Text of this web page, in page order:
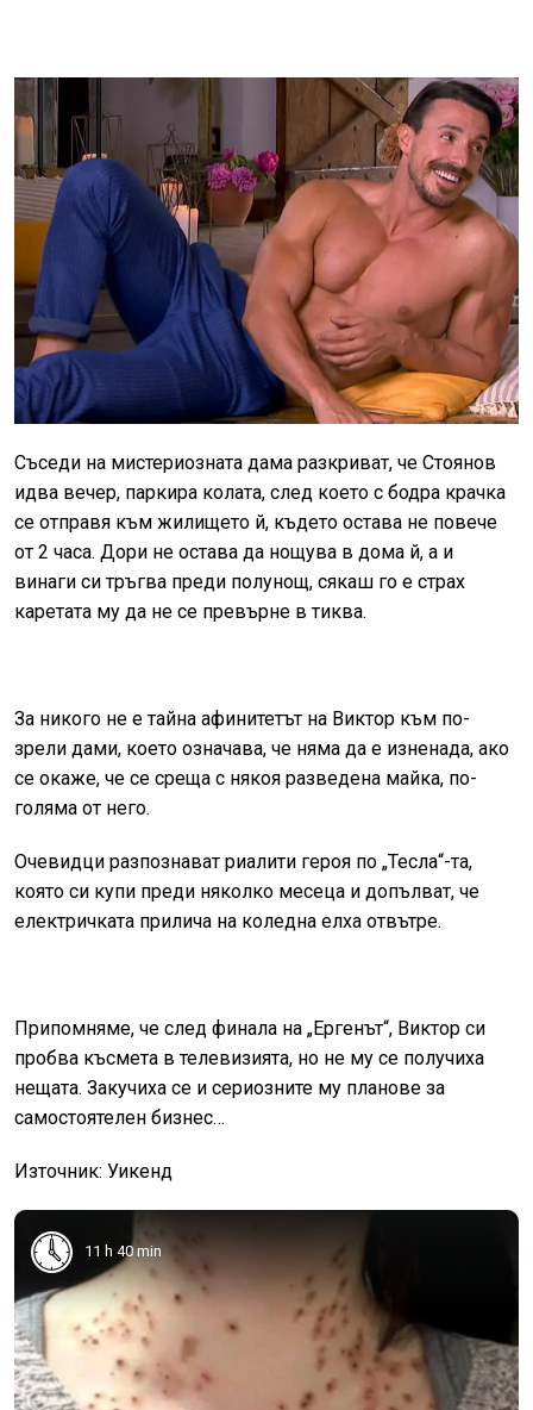
Съседи на мистериозната дама разкриват, че Стоянов
идва вечер, паркира колата, след което с бодра крачка
се отправя към жилището й, където остава не повече
от 2 часа. Дори не остава да нощува в дома й, а и
винаги си тръгва преди полунощ, сякаш го е страх
каретата му да не се превърне в тиква.
За никого не е тайна афинитетът на Виктор към по-
зрели дами, което означава, че няма да е изненада, ако
се окаже, че се среща с някоя разведена майка, по-
голяма от него.
Очевидци разпознават риалити героя по „Тесла“-та,
която си купи преди няколко месеца и допълват, че
електричката прилича на коледна елха отвътре.
Припомняме, че след финала на „Ергенът“, Виктор си
пробва късмета в телевизията, но не му се получиха
нещата. Закучиха се и сериозните му планове за
самостоятелен бизнес…
Източник: Уикенд
11 h 40 min